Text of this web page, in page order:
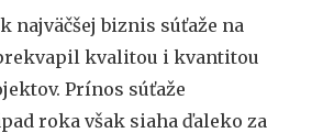
najväčšej biznis súťaže na
kvalitou i kvantitou
Prínos súťaže
roka však siaha ďaleko za